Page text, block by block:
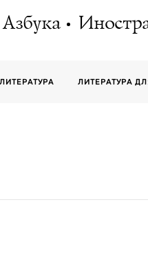
Азбука
ЛИТЕРАТУРА